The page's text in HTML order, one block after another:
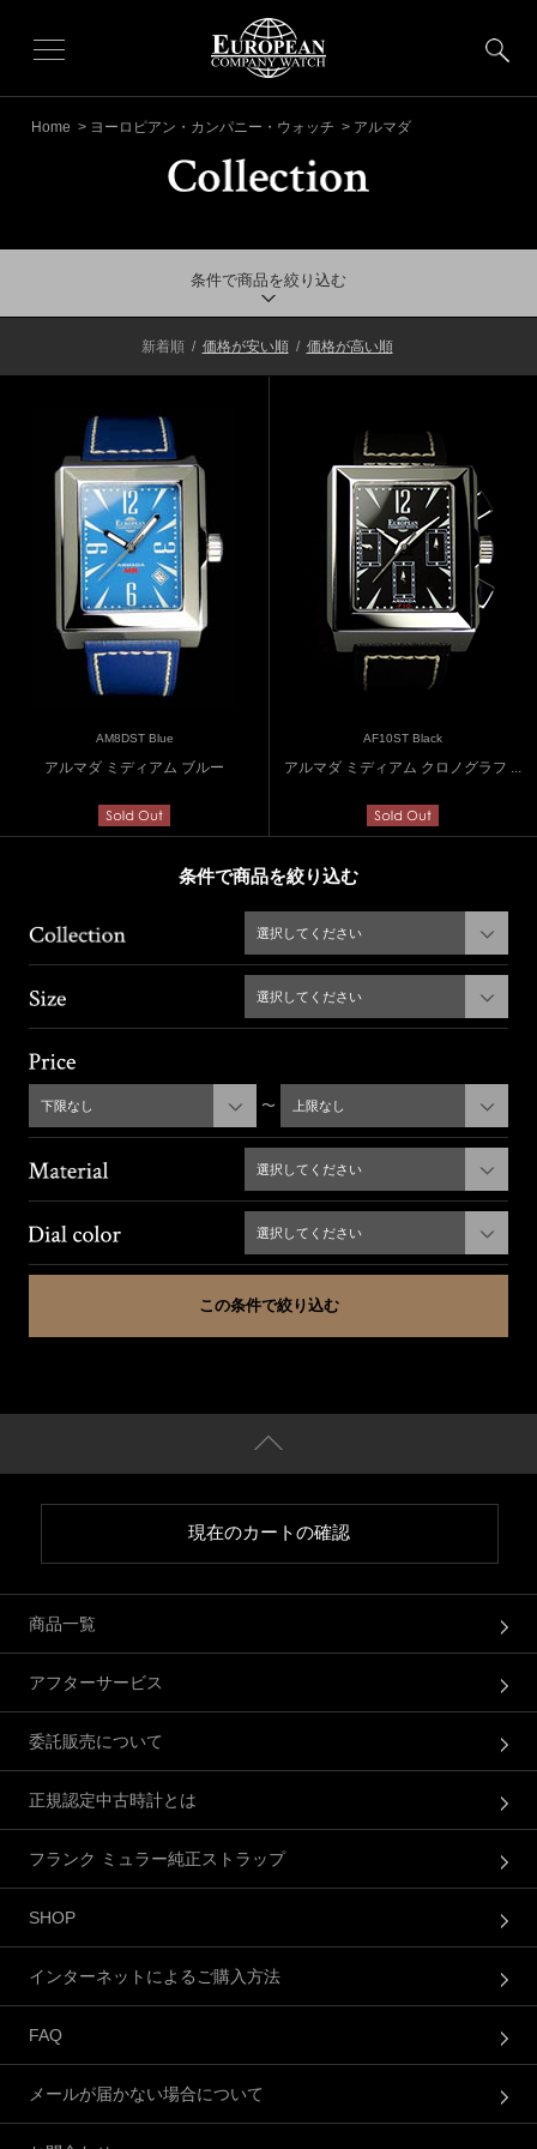
Home > ヨーロピアン・カンパニー・ウォッチ > アルマダ
条件で商品を絞り込む
新着順 / 価格が安い順 / 価格が高い順
AM8DST Blue
アルマダ ミディアム ブルー
AF10ST Black
アルマダ ミディアム クロノグラフ ...
条件で商品を絞り込む
選択してください
選択してください
下限なし 〜 上限なし
選択してください
選択してください
現在のカートの確認
商品一覧
アフターサービス
委託販売について
正規認定中古時計とは
フランク ミュラー純正ストラップ
SHOP
インターネットによるご購入方法
FAQ
メールが届かない場合について